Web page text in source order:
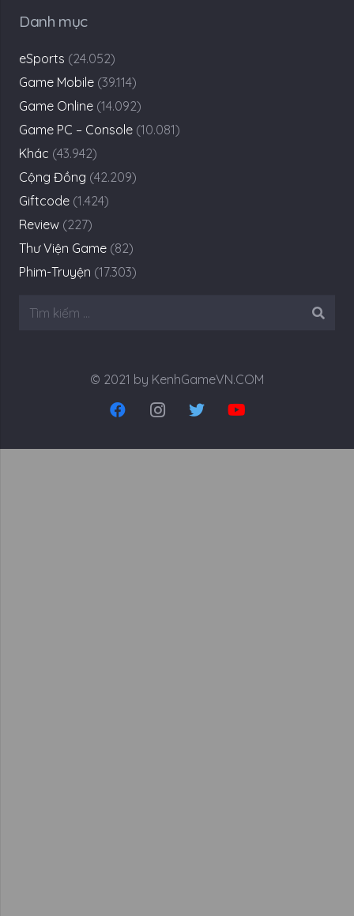
Danh mục
eSports (24.052)
Game Mobile (39.114)
Game Online (14.092)
Game PC – Console (10.081)
Khác (43.942)
Cộng Đồng (42.209)
Giftcode (1.424)
Review (227)
Thư Viện Game (82)
Phim-Truyện (17.303)
Tìm
© 2021 by KenhGameVN.COM